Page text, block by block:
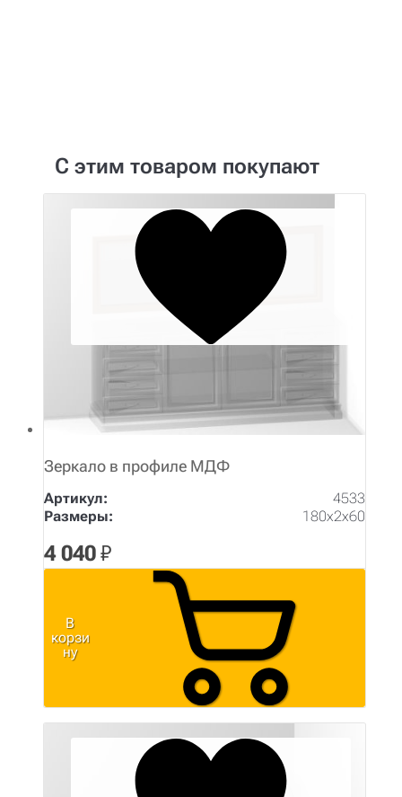
С этим товаром покупают
Зеркало в профиле МДФ
Артикул:
4533
Размеры:
180х2х60
4 040₽
В
корзи
ну